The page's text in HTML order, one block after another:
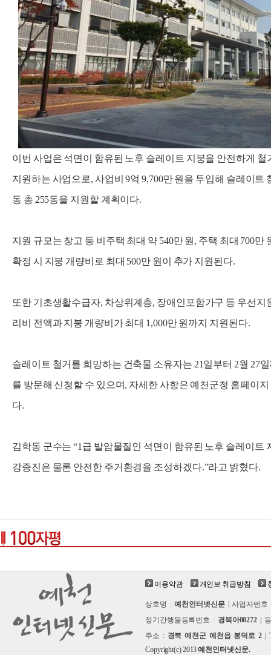
이번 사업은 석면이 함유된 노후 슬레이트 지붕을 안전하게 철
지원하는 사업으로, 사업비 9억 9,700만 원을 투입해 슬레이트
동 총 255동을 지원할 계획이다.
지원 규모는 창고 등 비주택 최대 약 540만 원, 주택 최대 700
확정 시 지붕 개량비로 최대 500만 원이 추가 지원된다.
또한 기초생활수급자, 차상위계층, 장애인포함가구 등 우선지
리비 전액과 지붕 개량비가 최대 1,000만 원까지 지원된다.
슬레이트 철거를 희망하는 건축물 소유자는 21일부터 2월 27
를 방문해 신청할 수 있으며, 자세한 사항은 예천군청 홈페이
다.
김학동 군수는 “1급 발암물질인 석면이 함유된 노후 슬레이트
강증진은 물론 안전한 주거환경을 조성하겠다.”라고 밝혔다.
이용약관 개인보 취급방침
상호명 :예천인터넷신문| 사업자번
정기간행물등록번호 : 경북아00272 |
주소 : 경북 예천군 예천읍 봉덕로 2|
Copyright(c) 2013예천인터넷신문.